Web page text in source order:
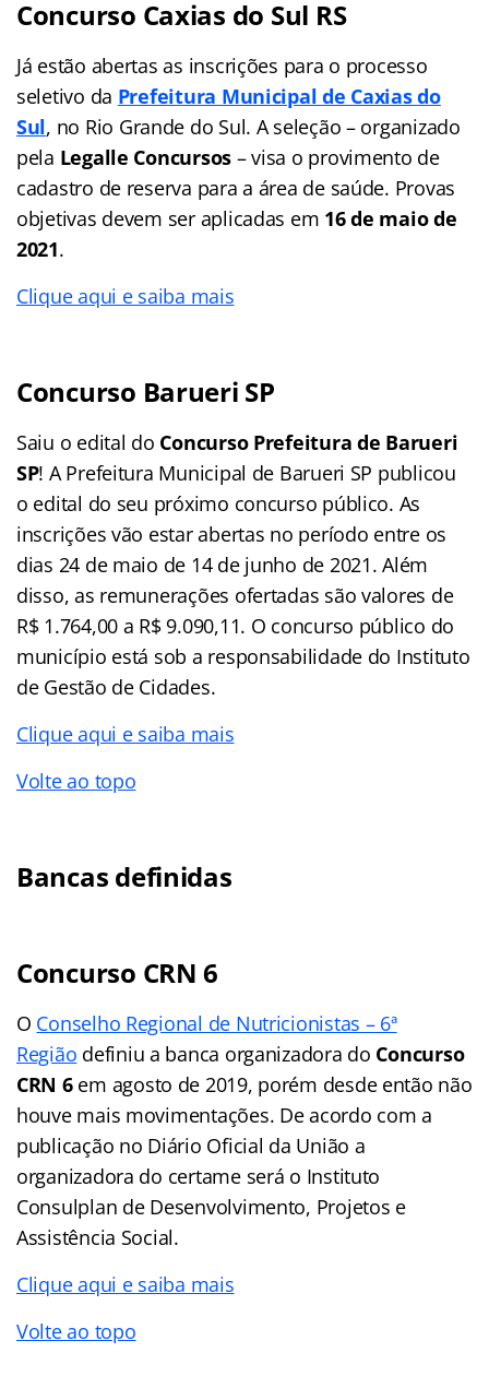
Concurso Caxias do Sul RS
Já estão abertas as inscrições para o processo
seletivo da Prefeitura Municipal de Caxias do
Sul, no Rio Grande do Sul. A seleção – organizado
pela Legalle Concursos – visa o provimento de
cadastro de reserva para a área de saúde. Provas
objetivas devem ser aplicadas em 16 de maio de
2021.
Clique aqui e saiba mais
Concurso Barueri SP
Saiu o edital do Concurso Prefeitura de Barueri
SP! A Prefeitura Municipal de Barueri SP publicou
o edital do seu próximo concurso público. As
inscrições vão estar abertas no período entre os
dias 24 de maio de 14 de junho de 2021. Além
disso, as remunerações ofertadas são valores de
R$ 1.764,00 a R$ 9.090,11. O concurso público do
município está sob a responsabilidade do Instituto
de Gestão de Cidades.
Clique aqui e saiba mais
Volte ao topo
Bancas definidas
Concurso CRN 6
O Conselho Regional de Nutricionistas – 6ª
Região definiu a banca organizadora do Concurso
CRN 6 em agosto de 2019, porém desde então não
houve mais movimentações. De acordo com a
publicação no Diário Oficial da União a
organizadora do certame será o Instituto
Consulplan de Desenvolvimento, Projetos e
Assistência Social.
Clique aqui e saiba mais
Volte ao topo